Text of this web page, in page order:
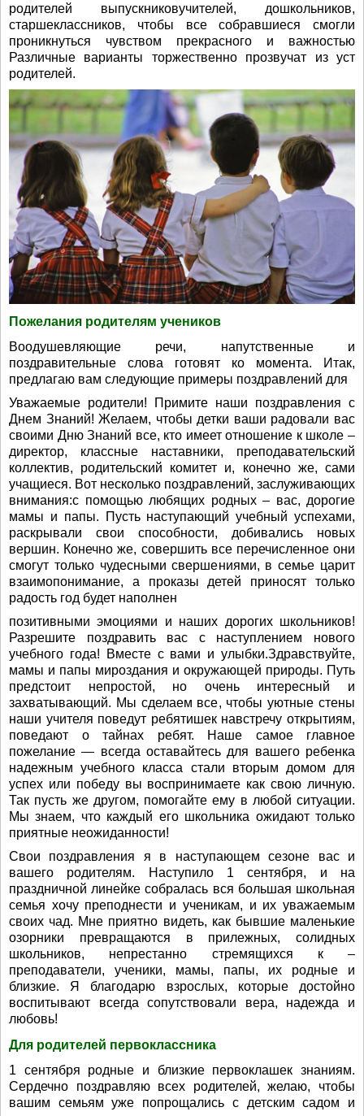
родителей выпускниковучителей, дошкольников,
старшеклассников, чтобы все собравшиеся смогли
проникнуться чувством прекрасного и важностью
Различные варианты торжественно прозвучат из уст
родителей.
Пожелания родителям учеников
Воодушевляющие речи, напутственные и
поздравительные слова готовят ко момента. Итак,
предлагаю вам следующие примеры поздравлений для
Уважаемые родители! Примите наши поздравления с
Днем Знаний! Желаем, чтобы детки ваши радовали вас
своими Дню Знаний все, кто имеет отношение к школе –
директор, классные наставники, преподавательский
коллектив, родительский комитет и, конечно же, сами
учащиеся. Вот несколько поздравлений, заслуживающих
внимания:с помощью любящих родных – вас, дорогие
мамы и папы. Пусть наступающий учебный успехами,
раскрывали свои способности, добивались новых
вершин. Конечно же, совершить все перечисленное они
смогут только чудесными свершениями, в семье царит
взаимопонимание, а проказы детей приносят только
радость год будет наполнен
позитивными эмоциями и наших дорогих школьников!
Разрешите поздравить вас с наступлением нового
учебного года! Вместе с вами и улыбки.Здравствуйте,
мамы и папы мироздания и окружающей природы. Путь
предстоит непростой, но очень интересный и
захватывающий. Мы сделаем все, чтобы уютные стены
наши учителя поведут ребятишек навстречу открытиям,
поведают о тайнах ребят. Наше самое главное
пожелание — всегда оставайтесь для вашего ребенка
надежным учебного класса стали вторым домом для
успех или победу вы воспринимаете как свою личную.
Так пусть же другом, помогайте ему в любой ситуации.
Мы знаем, что каждый его школьника ожидают только
приятные неожиданности!
Свои поздравления я в наступающем сезоне вас и
вашего родителям. Наступило 1 сентября, и на
праздничной линейке собралась вся большая школьная
семья хочу преподнести и ученикам, и их уважаемым
своих чад. Мне приятно видеть, как бывшие маленькие
озорники превращаются в прилежных, солидных
школьников, непрестанно стремящихся к –
преподаватели, ученики, мамы, папы, их родные и
близкие. Я благодарю взрослых, которые достойно
воспитывают всегда сопутствовали вера, надежда и
любовь!
Для родителей первоклассника
1 сентября родные и близкие первоклашек знаниям.
Сердечно поздравляю всех родителей, желаю, чтобы
вашим семьям уже попрощались с детским садом и